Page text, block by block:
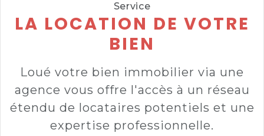
Service
LA LOCATION DE VOTRE
BIEN
Loué votre bien immobilier via une
agence vous offre l'accès à un réseau
étendu de locataires potentiels et une
expertise professionnelle.